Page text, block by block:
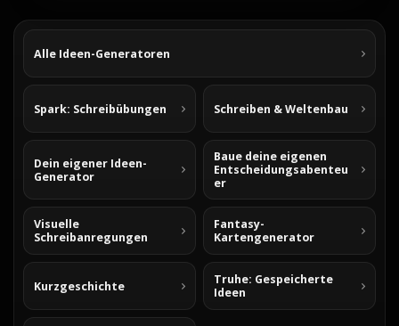
Alle Ideen-Generatoren
Spark: Schreibübungen Schreiben & Weltenbau
Dein eigener Ideen-
Generator
Baue deine eigenen
Entscheidungsabenteu
er
Visuelle
Schreibanregungen
Fantasy-
Kartengenerator
Kurzgeschichte
Truhe: Gespeicherte
Ideen